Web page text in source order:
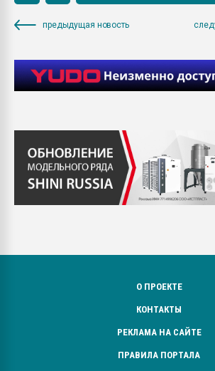
предыдущая новость
О ПРОЕКТЕ
КОНТАКТЫ
РЕКЛАМА НА САЙТЕ
ПРАВИЛА ПОРТАЛА